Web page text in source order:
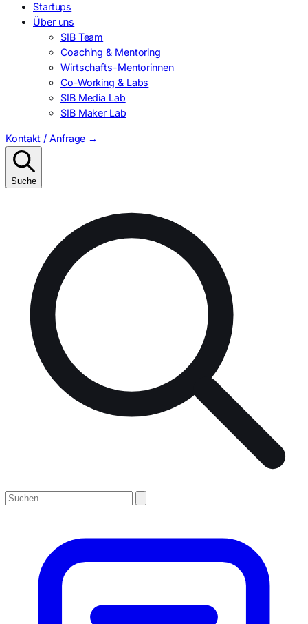
Startups
Über uns
SIB Team
Coaching & Mentoring
Wirtschafts-Mentorinnen
Co-Working & Labs
SIB Media Lab
SIB Maker Lab
Kontakt / Anfrage →
Suche